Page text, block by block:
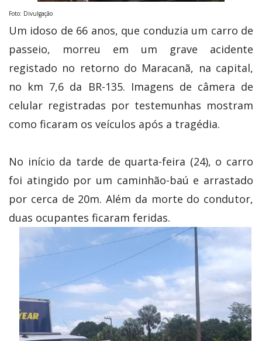
Foto: Divulgação
Um idoso de 66 anos, que conduzia um carro de
passeio, morreu em um grave acidente
registado no retorno do Maracanã, na capital,
no km 7,6 da BR-135. Imagens de câmera de
celular registradas por testemunhas mostram
como ficaram os veículos após a tragédia.
No início da tarde de quarta-feira (24), o carro
foi atingido por um caminhão-baú e arrastado
por cerca de 20m. Além da morte do condutor,
duas ocupantes ficaram feridas.